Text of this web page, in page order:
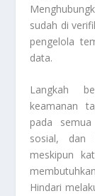
sudah di
pengelola
data.
Langkah
keamanan
pada
sosial, dan
meskipun
Hindari